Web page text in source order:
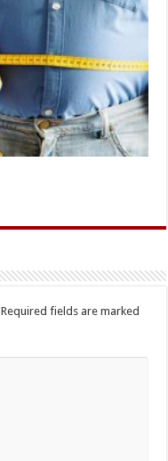
Required fields are marked